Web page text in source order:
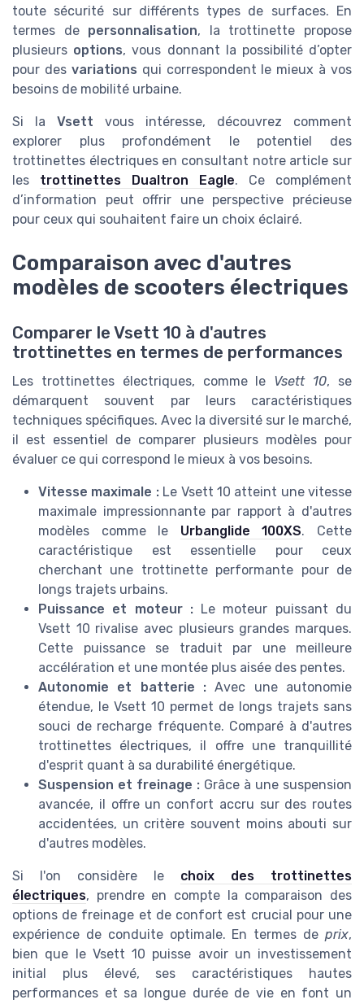
toute sécurité sur différents types de surfaces. En
termes de personnalisation, la trottinette propose
plusieurs options, vous donnant la possibilité d’opter
pour des variations qui correspondent le mieux à vos
besoins de mobilité urbaine.
Si la Vsett vous intéresse, découvrez comment
explorer plus profondément le potentiel des
trottinettes électriques en consultant notre article sur
les trottinettes Dualtron Eagle. Ce complément
d’information peut offrir une perspective précieuse
pour ceux qui souhaitent faire un choix éclairé.
Comparaison avec d'autres
modèles de scooters électriques
Comparer le Vsett 10 à d'autres
trottinettes en termes de performances
Les trottinettes électriques, comme le Vsett 10, se
démarquent souvent par leurs caractéristiques
techniques spécifiques. Avec la diversité sur le marché,
il est essentiel de comparer plusieurs modèles pour
évaluer ce qui correspond le mieux à vos besoins.
Vitesse maximale :Le Vsett 10 atteint une vitesse
maximale impressionnante par rapport à d'autres
modèles comme le Urbanglide 100XS. Cette
caractéristique est essentielle pour ceux
cherchant une trottinette performante pour de
longs trajets urbains.
Puissance et moteur :Le moteur puissant du
Vsett 10 rivalise avec plusieurs grandes marques.
Cette puissance se traduit par une meilleure
accélération et une montée plus aisée des pentes.
Autonomie et batterie : Avec une autonomie
étendue, le Vsett 10 permet de longs trajets sans
souci de recharge fréquente. Comparé à d'autres
trottinettes électriques, il offre une tranquillité
d'esprit quant à sa durabilité énergétique.
Suspension et freinage : Grâce à une suspension
avancée, il offre un confort accru sur des routes
accidentées, un critère souvent moins abouti sur
d'autres modèles.
Si l'on considère le choix des trottinettes
électriques, prendre en compte la comparaison des
options de freinage et de confort est crucial pour une
expérience de conduite optimale. En termes de prix,
bien que le Vsett 10 puisse avoir un investissement
initial plus élevé, ses caractéristiques hautes
performances et sa longue durée de vie en font un